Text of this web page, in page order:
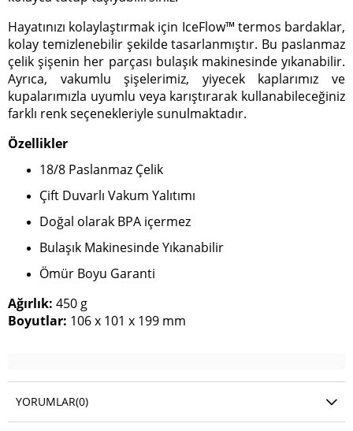
Hayatınızı kolaylaştırmak için IceFlow™ termos bardaklar,
kolay temizlenebilir şekilde tasarlanmıştır. Bu paslanmaz
çelik şişenin her parçası bulaşık makinesinde yıkanabilir.
Ayrıca, vakumlu şişelerimiz, yiyecek kaplarımız ve
kupalarımızla uyumlu veya karıştırarak kullanabileceğiniz
farklı renk seçenekleriyle sunulmaktadır.
Özellikler
18/8 Paslanmaz Çelik
Çift Duvarlı Vakum Yalıtımı
Doğal olarak BPA içermez
Bulaşık Makinesinde Yıkanabilir
Ömür Boyu Garanti
Ağırlık: 450 g
Boyutlar: 106 x 101 x 199 mm
YORUMLAR(0)